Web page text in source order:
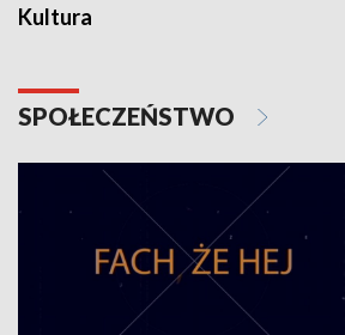
Kultura
SPOŁECZEŃSTWO